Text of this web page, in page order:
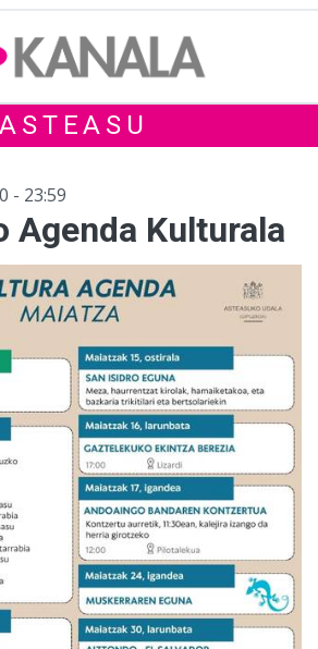
ASTEASU
- 23:59
Agenda Kulturala